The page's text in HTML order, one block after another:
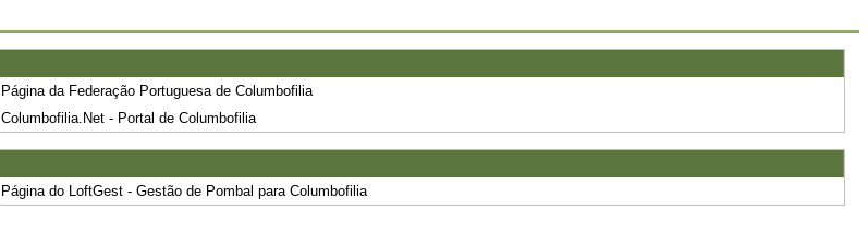
Página da Federação Portuguesa de Columbofilia
Columbofilia.Net - Portal de Columbofilia
Página do LoftGest - Gestão de Pombal para Columbofilia